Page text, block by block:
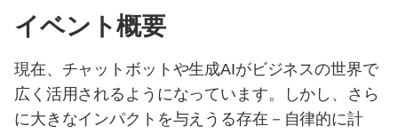
イベント概要
現在、チャットボットや生成AIがビジネスの世界で
広く活用されるようになっています。しかし、さら
に大きなインパクトを与えうる存在－自律的に計